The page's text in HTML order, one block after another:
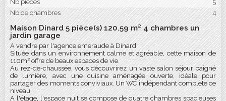
Nb pièces
5
Nb de chambres
4
Maison Dinard 5 pièce(s) 120.59 m² 4 chambres un
jardin garage
A vendre par l'agence emeraude à Dinard.
Située dans un environnement calme et agréable, cette maison de
110m² offre de beaux espaces de vie.
Au rez-de-chaussée, vous découvrirez un vaste salon séjour baigné
de lumière, avec une cuisine aménagée ouverte, idéale pour
partager des moments conviviaux. Un WC indépendant complète ce
niveau.
A l'étage, l'espace nuit se compose de quatre chambres spacieuses